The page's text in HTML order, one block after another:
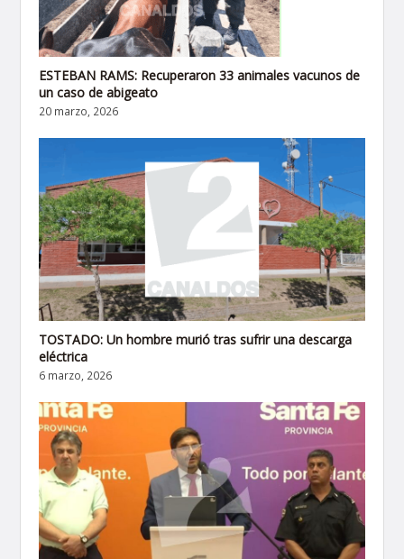
ESTEBAN RAMS: Recuperaron 33 animales vacunos de
un caso de abigeato
20 marzo, 2026
TOSTADO: Un hombre murió tras sufrir una descarga
eléctrica
6 marzo, 2026